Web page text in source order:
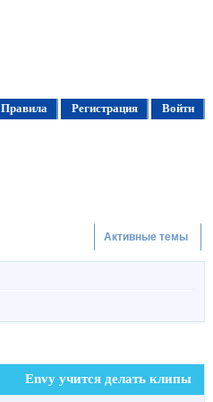
Правила Регистрация Войти
Активные темы
Envy учится делать клипы